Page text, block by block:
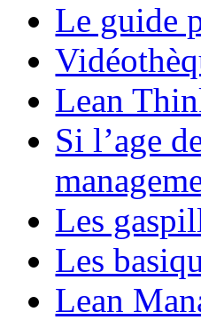
Le guide
Lean
Si l’age
Les
Les
Lean